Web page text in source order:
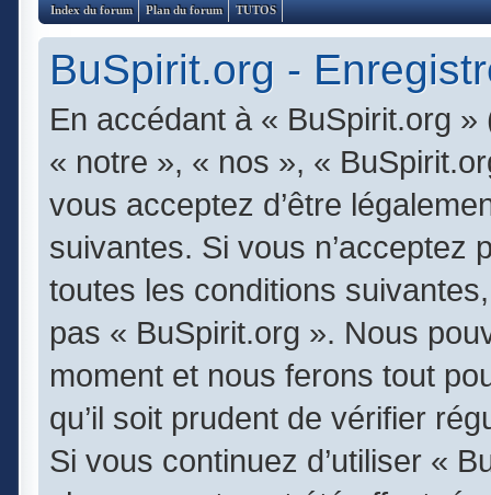
Index du forum Plan du forum TUTOS
BuSpirit.org -
En accédant à « BuSpirit.org
« notre », « nos », «
vous acceptez d’être
suivantes. Si vous n’acceptez
toutes les conditions
pas « BuSpirit.org ». Nous
moment et nous ferons tout
qu’il soit prudent de vérifier
Si vous continuez d’utiliser «